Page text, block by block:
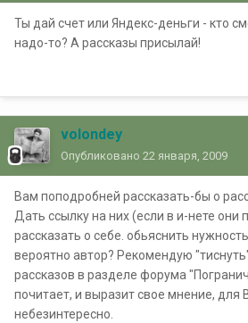
Ты дай счет или Яндекс-деньги - кто
надо-то? А рассказы присылай!
volondey
Опубликовано 22 января, 2009
Вам поподробней рассказать-бы о
Дать ссылку на них (если в и-нете
рассказать о себе. обьяснить
вероятно автор? Рекомендую
рассказов в разделе форума
почитает, и выразит свое мнение, для
небезинтересно.